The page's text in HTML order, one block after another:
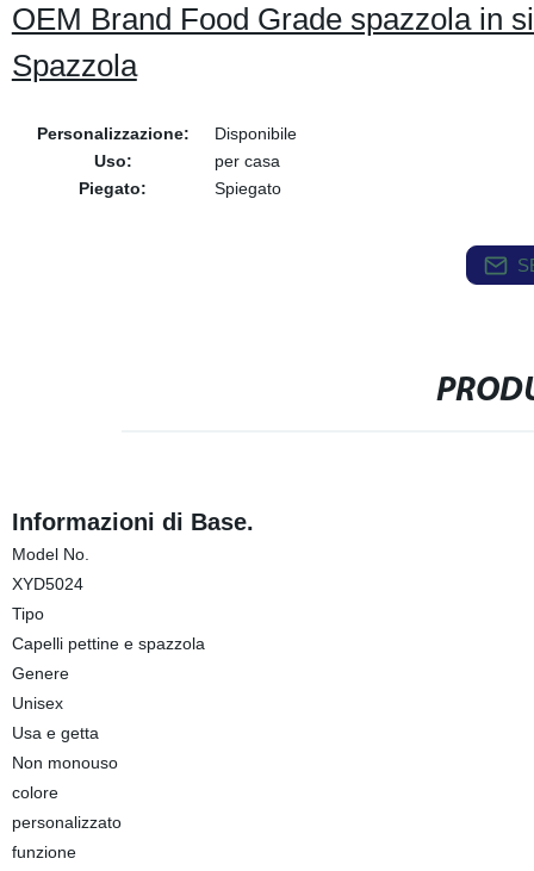
OEM Brand Food Grade spazzola in
Spazzola
Personalizzazione:
Disponibile
Uso:
per casa
Piegato:
Spiegato
Informazioni di Base.
Model No.
XYD5024
Tipo
Capelli pettine e spazzola
Genere
Unisex
Usa e getta
Non monouso
colore
personalizzato
funzione